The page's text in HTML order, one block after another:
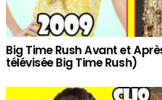
Big Time Rush Avant et
télévisée Big Time Rush)